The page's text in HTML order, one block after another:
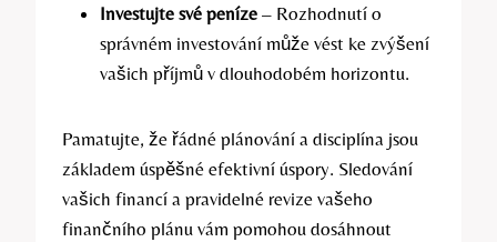
Investujte své peníze – Rozhodnutí o
správném investování může vést ke zvýšení
vašich příjmů v dlouhodobém horizontu.
Pamatujte, že řádné plánování a disciplína jsou
základem úspěšné efektivní úspory. Sledování
vašich financí a pravidelné revize vašeho
finančního plánu vám pomohou dosáhnout